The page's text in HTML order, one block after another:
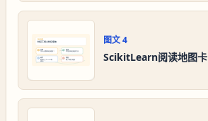
图文4
ScikitLearn阅读地图卡